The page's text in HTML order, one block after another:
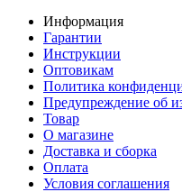
Информация
Гарантии
Инструкции
Оптовикам
Политика
Предупреждение об
Товар
О магазине
Доставка и сборка
Оплата
Условия соглашения